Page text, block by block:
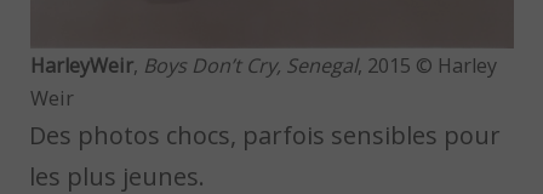
HarleyWeir, Boys Don’t Cry, Senegal, 2015 © Harley
Weir
Des photos chocs, parfois sensibles pour
les plus jeunes.